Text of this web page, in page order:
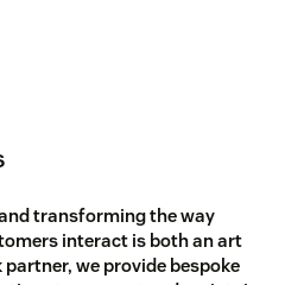
transforming the way
interact is both an art
partner, we provide bespoke